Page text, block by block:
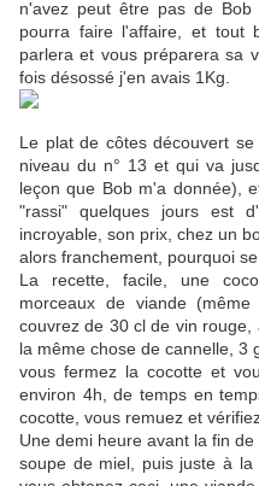
n'avez peut être pas de
pourra faire l'affaire, et tout
parlera et vous préparera sa
fois désossé j'en avais 1Kg.
Le plat de côtes découvert
niveau du n° 13 et qui va
leçon que Bob m'a donnée),
"rassi" quelques jours est
incroyable, son prix, chez un
alors franchement, pourquoi se
La recette, facile, une
morceaux de viande
couvrez de 30 cl de vin rouge,
la même chose de cannelle, 3
vous fermez la cocotte et
environ 4h, de temps en
cocotte, vous remuez et
Une demi heure avant la fin
soupe de miel, puis juste à la